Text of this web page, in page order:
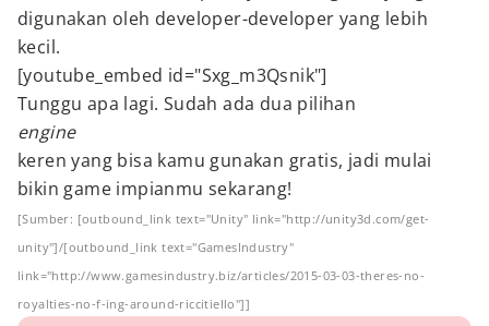
digunakan oleh developer-developer yang lebih
kecil.
[youtube_embed id="Sxg_m3Qsnik"]
Tunggu apa lagi. Sudah ada dua pilihan
engine
keren yang bisa kamu gunakan gratis, jadi mulai
bikin game impianmu sekarang!
[Sumber: [outbound_link text="Unity" link="http://unity3d.com/get-
unity"]/[outbound_link text="GamesIndustry"
link="http://www.gamesindustry.biz/articles/2015-03-03-theres-no-
royalties-no-f-ing-around-riccitiello"]]